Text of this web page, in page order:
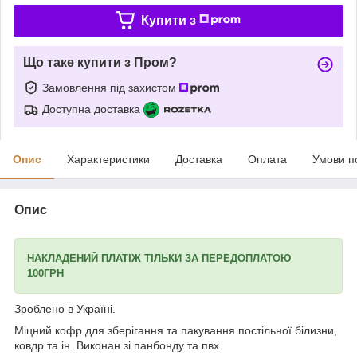
Купити з
Що таке купити з Пром?
Замовлення під захистом
Доступна доставка
Опис Характеристики Доставка Оплата Умови
Опис
НАКЛАДЕНИЙ ПЛАТІЖ ТІЛЬКИ ЗА ПЕРЕДОПЛАТОЮ
100ГРН
Зроблено в Україні.
Міцний кофр для зберігання та пакування постільної білизни,
ковдр та ін. Виконан зі панбонду та пвх.